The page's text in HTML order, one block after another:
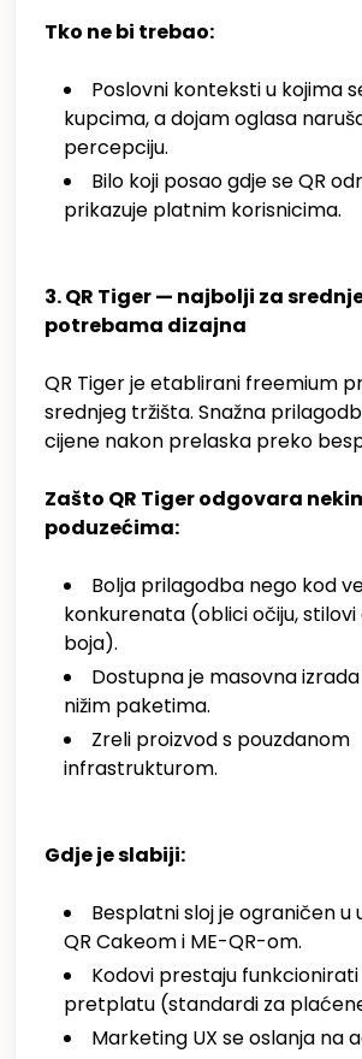
Tko ne bi trebao:
Poslovni konteksti u kojima
kupcima, a dojam oglasa
percepciju.
Bilo koji posao gdje se QR
prikazuje platnim korisnicima.
3. QR Tiger — najbolji za
potrebama dizajna
QR Tiger je etablirani freemium
srednjeg tržišta. Snažna
cijene nakon prelaska preko
Zašto QR Tiger odgovara
poduzećima:
Bolja prilagodba nego kod
konkurenata (oblici očiju, stilovi
boja).
Dostupna je masovna
nižim paketima.
Zreli proizvod s pouzdanom
infrastrukturom.
Gdje je slabiji:
Besplatni sloj je ograničen u
QR Cakeom i ME-QR-om.
Kodovi prestaju
pretplatu (standardi za
Marketing UX se oslanja na